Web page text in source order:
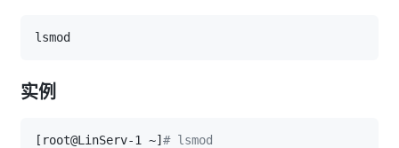
实例
[ root@LinServ-1 ~] # lsmod